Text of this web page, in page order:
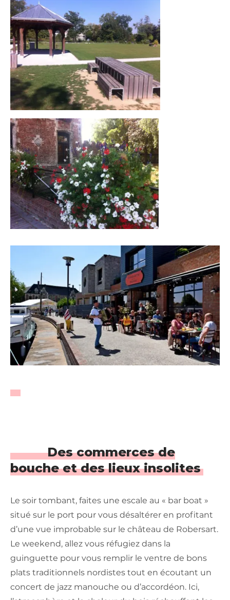
Des commerces de
bouche et des lieux insolites
Le soir tombant, faites une escale au « bar boat »
situé sur le port pour vous désaltérer en profitant
d’une vue improbable sur le château de Robersart.
Le weekend, allez vous réfugiez dans la
guinguette pour vous remplir le ventre de bons
plats traditionnels nordistes tout en écoutant un
concert de jazz manouche ou d’accordéon. Ici,